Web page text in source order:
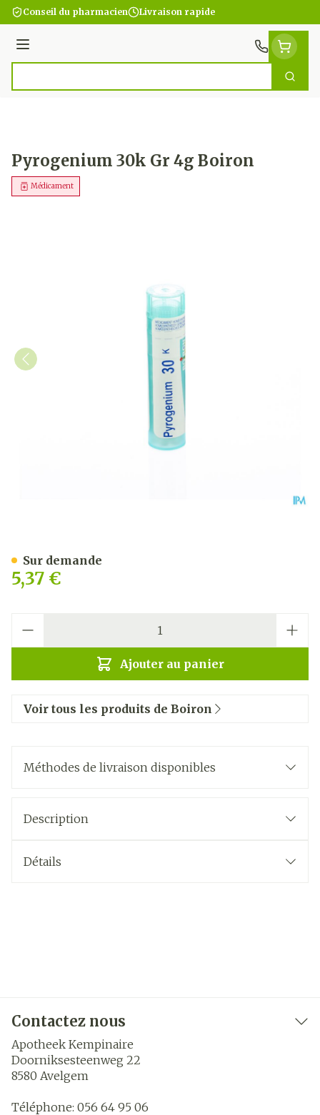
Aller au contenu
Conseil du pharmacien Livraison rapide
Menu
Pyrogenium 30k Gr 4g Boiron
Médicament
5,37 €
Ajouter au panier
Sur demande
Voir tous les produits de Boiron
Méthodes de livraison disponibles
Description
Détails
Contactez nous
Apotheek Kempinaire
Doorniksesteenweg 22
8580 Avelgem
Téléphone: 056 64 95 06